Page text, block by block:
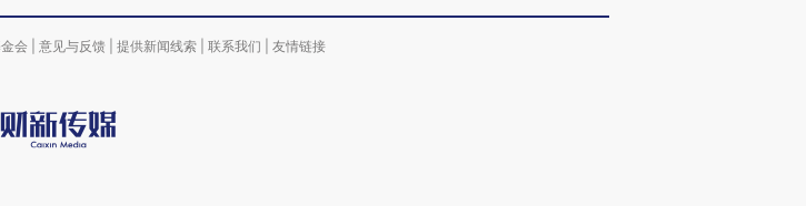
会 意见与反馈 提供新闻线索 联系我们 友情链接